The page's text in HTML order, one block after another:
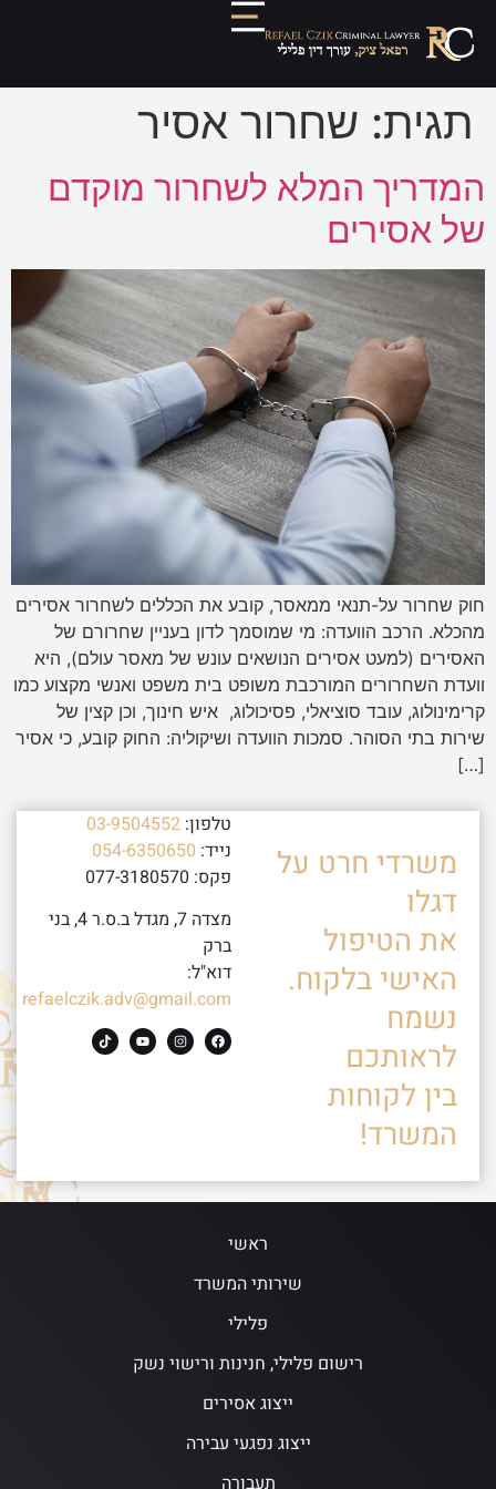
תגית: שחרור אסיר
המדריך המלא לשחרור מוקדם
של אסירים
חוק שחרור על-תנאי ממאסר, קובע את הכללים לשחרור אסירים
מהכלא. הרכב הוועדה: מי שמוסמך לדון בעניין שחרורם של
האסירים (למעט אסירים הנושאים עונש של מאסר עולם), היא
וועדת השחרורים המורכבת משופט בית משפט ואנשי מקצוע כמו
קרימינולוג, עובד סוציאלי, פסיכולוג, איש חינוך, וכן קצין של
שירות בתי הסוהר. סמכות הוועדה ושיקוליה: החוק קובע, כי אסיר
[…]
משרדי חרט על
דגלו
את הטיפול
האישי בלקוח.
נשמח
לראותכם
בין לקוחות
המשרד!
טלפון: 03-9504552
נייד: 054-6350650
פקס: 077-3180570
מצדה 7, מגדל ב.ס.ר 4, בני
ברק
דוא"ל:
refaelczik.adv@gmail.com
ראשי
שירותי המשרד
פלילי
רישום פלילי, חנינות ורישוי נשק
ייצוג אסירים
ייצוג נפגעי עבירה
תעבורה